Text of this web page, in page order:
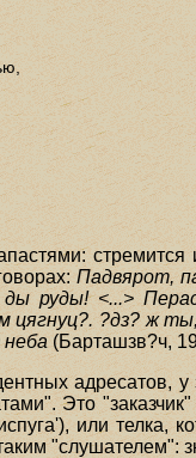
Падвярот,
руды! <...>
?дз? ж
(Барташзв?ч,
адресатов,
Это
или телка,